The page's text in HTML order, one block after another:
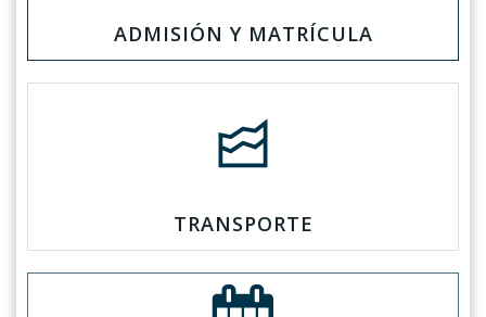
ADMISIÓN Y MATRÍCULA
TRANSPORTE